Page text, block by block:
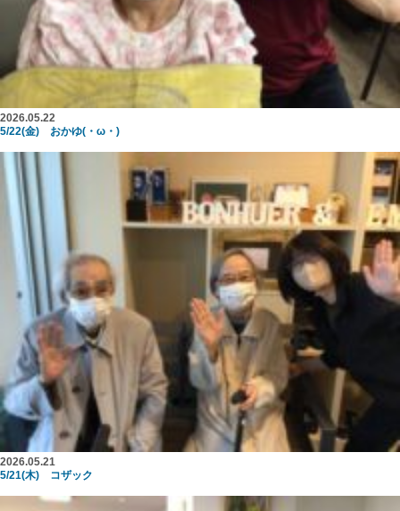
2026.05.22
5/22(金) おかゆ(・ω・)
2026.05.21
5/21(木) コザック